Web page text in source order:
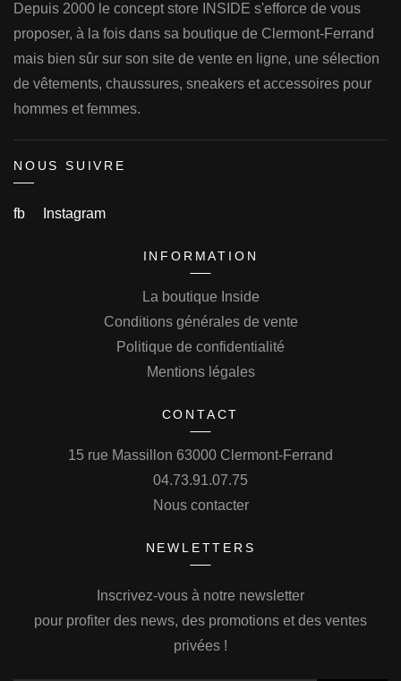
Depuis 2000 le concept store INSIDE s'efforce de vous
proposer, à la fois dans sa boutique de Clermont-Ferrand
mais bien sûr sur son site de vente en ligne, une sélection
de vêtements, chaussures, sneakers et accessoires pour
hommes et femmes.
NOUS SUIVRE
fb Instagram
INFORMATION
La boutique Inside
Conditions générales de vente
Politique de confidentialité
Mentions légales
CONTACT
15 rue Massillon 63000 Clermont-Ferrand
04.73.91.07.75
Nous contacter
NEWLETTERS
Inscrivez-vous à notre newsletter
pour profiter des news, des promotions et des ventes
privées !